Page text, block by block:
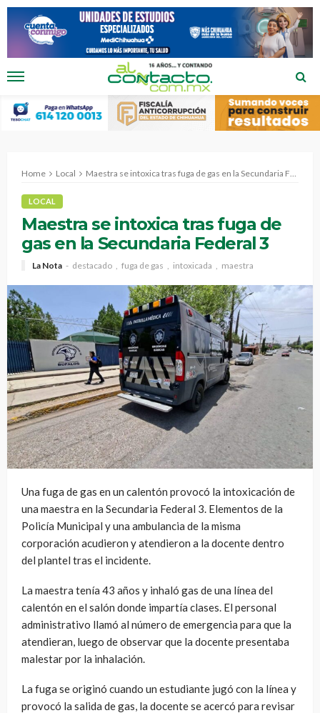
Home Local Maestra se intoxica tras fuga de gas en la Secundaria Federal 3
LOCAL
Maestra se intoxica tras fuga de
gas en la Secundaria Federal 3
La Nota destacado fuga de gas intoxicada maestra
Una fuga de gas en un calentón provocó la intoxicación de
una maestra en la Secundaria Federal 3. Elementos de la
Policía Municipal y una ambulancia de la misma
corporación acudieron y atendieron a la docente dentro
del plantel tras el incidente.
La maestra tenía 43 años y inhaló gas de una línea del
calentón en el salón donde impartía clases. El personal
administrativo llamó al número de emergencia para que la
atendieran, luego de observar que la docente presentaba
malestar por la inhalación.
La fuga se originó cuando un estudiante jugó con la línea y
provocó la salida de gas, la docente se acercó para revisar